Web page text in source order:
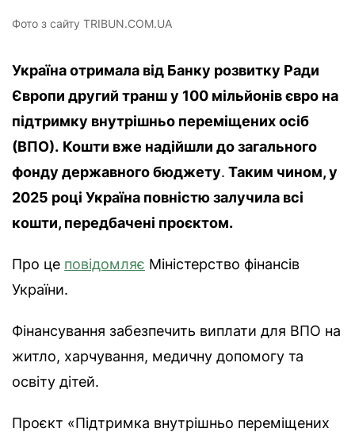
Фото з сайту TRIBUN.COM.UA
Україна отримала від Банку розвитку Ради
Європи другий транш у 100 мільйонів євро на
підтримку внутрішньо переміщених осіб
(ВПО). Кошти вже надійшли до загального
фонду державного бюджету. Таким чином, у
2025 році Україна повністю залучила всі
кошти, передбачені проєктом.
Про це повідомляє Міністерство фінансів
України.
Фінансування забезпечить виплати для ВПО на
житло, харчування, медичну допомогу та
освіту дітей.
Проєкт «Підтримка внутрішньо переміщених